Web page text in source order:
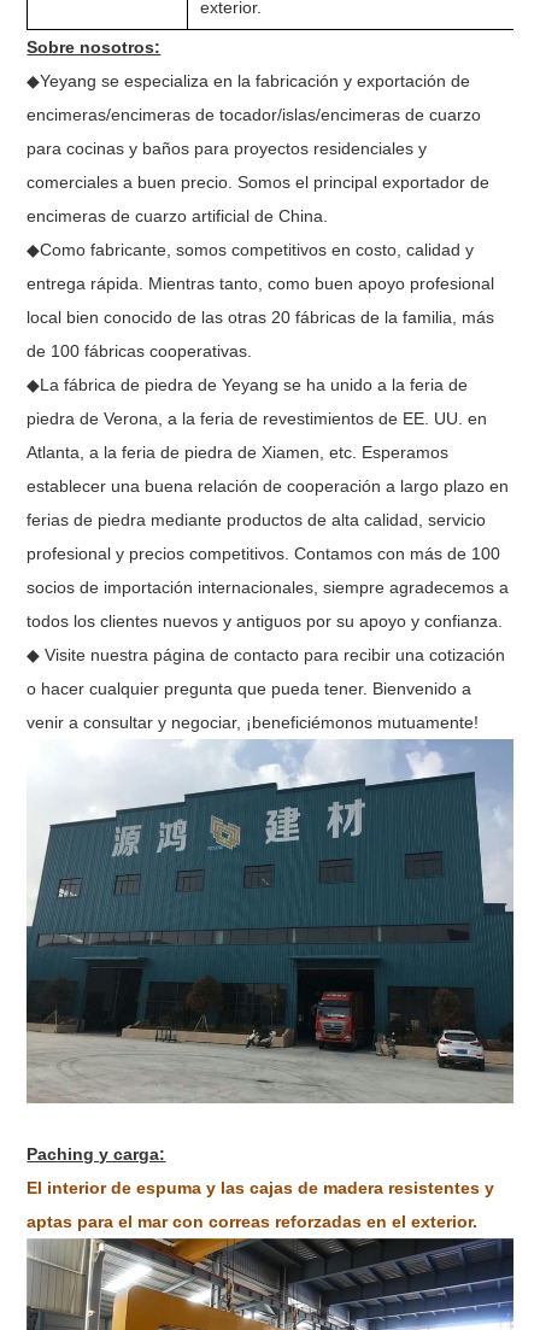
exterior.
Sobre nosotros:
◆Yeyang se especializa en la fabricación y exportación de
encimeras/encimeras de tocador/islas/encimeras de cuarzo
para cocinas y baños para proyectos residenciales y
comerciales a buen precio. Somos el principal exportador de
encimeras de cuarzo artificial de China.
◆Como fabricante, somos competitivos en costo, calidad y
entrega rápida. Mientras tanto, como buen apoyo profesional
local bien conocido de las otras 20 fábricas de la familia, más
de 100 fábricas cooperativas.
◆La fábrica de piedra de Yeyang se ha unido a la feria de
piedra de Verona, a la feria de revestimientos de EE. UU. en
Atlanta, a la feria de piedra de Xiamen, etc. Esperamos
establecer una buena relación de cooperación a largo plazo en
ferias de piedra mediante productos de alta calidad, servicio
profesional y precios competitivos. Contamos con más de 100
socios de importación internacionales, siempre agradecemos a
todos los clientes nuevos y antiguos por su apoyo y confianza.
◆ Visite nuestra página de contacto para recibir una cotización
o hacer cualquier pregunta que pueda tener. Bienvenido a
venir a consultar y negociar, ¡beneficiémonos mutuamente!
Paching y carga:
El interior de espuma y las cajas de madera resistentes y
aptas para el mar con correas reforzadas en el exterior.